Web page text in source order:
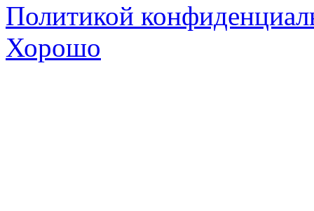
Политикой
Хорошо